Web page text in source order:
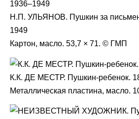
Н.П. УЛЬЯНОВ. Пушкин за
1949
Картон, масло. 53,7 × 71. © ГМП
К.К. ДЕ МЕСТР. Пушкин-ребенок.
Металлическая пластина, масло.